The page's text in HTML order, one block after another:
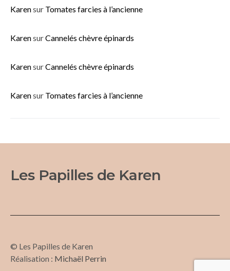
Karensur Tomates farcies à l’ancienne
KarensurCannelés chèvre épinards
KarensurCannelés chèvre épinards
Karensur Tomates farcies à l’ancienne
Les Papilles de Karen
© Les Papilles de Karen
Réalisation : Michaël Perrin